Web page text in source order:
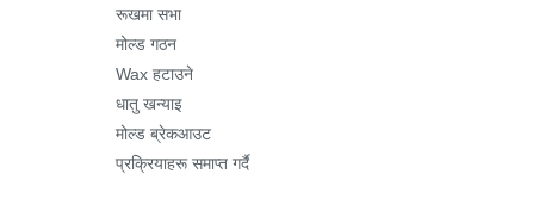
रूखमा सभा
मोल्ड गठन
Wax हटाउने
धातु खन्याइ
मोल्ड ब्रेकआउट
प्रक्रियाहरू समाप्त गर्दै